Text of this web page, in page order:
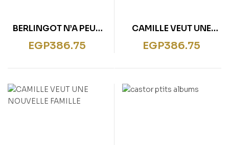
BERLINGOT N’A PEUR
DE RIEN
EGP386.75
CAMILLE VEUT UNE
NOUVELLE FAMILLE
EGP386.75